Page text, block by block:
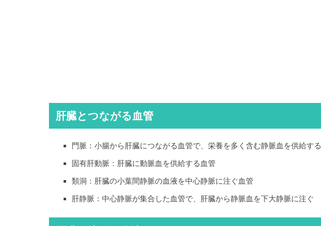
肝臓とつながる血管
門脈：小腸から肝臓につながる血管で、栄養を多く含む静脈血を供給する
固有肝動脈：肝臓に動脈血を供給する血管
類洞：肝臓の小葉間静脈の血液を中心静脈に注ぐ血管
肝静脈：中心静脈が集合した血管で、肝臓から静脈血を下大静脈に注ぐ